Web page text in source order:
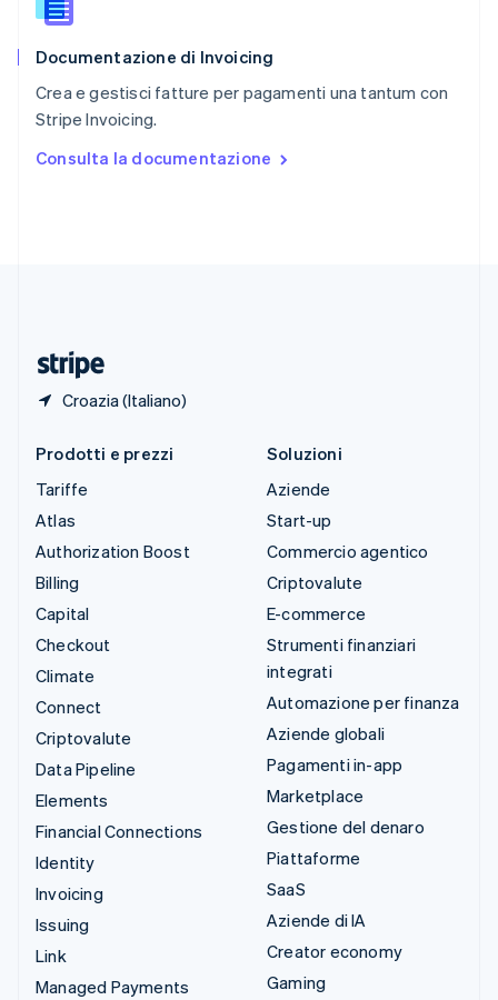
Documentazione di Invoicing
Crea e gestisci fatture per pagamenti una tantum con
Stripe Invoicing.
Consulta la documentazione
Croazia (Italiano)
Slovacchia
Slovenia
Spagna
EspañolEnglish
English Español简体中文
Prodotti e prezzi
Tariffe
Atlas
Authorization Boost
Billing
Capital
Checkout
Climate
Connect
Criptovalute
Data Pipeline
Elements
Financial Connections
Identity
Invoicing
Issuing
Link
Managed Payments
Soluzioni
Aziende
Start-up
Commercio agentico
Criptovalute
E-commerce
Strumenti finanziari
integrati
Automazione per finanza
Aziende globali
Pagamenti in-app
Marketplace
Gestione del denaro
Piattaforme
SaaS
Aziende di IA
Creator economy
Gaming